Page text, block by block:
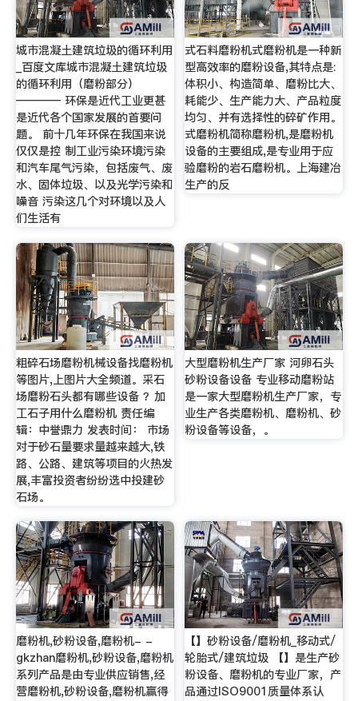
城市混凝土建筑垃圾的循环利用
_百度文库城市混凝土建筑垃圾
的循环利用（磨粉部分）
———— 环保是近代工业更甚
是近代各个国家发展的首要问
题。 前十几年环保在我国来说
仅仅是控 制工业污染环境污染
和汽车尾气污染，包括废气、废
水、固体垃圾、以及光学污染和
噪音 污染这几个对环境以及人
们生活有
式石料磨粉机式磨粉机是一种新
型高效率的磨粉设备,其特点是:
体积小、构造简单、磨粉比大、
耗能少、生产能力大、产品粒度
均匀、并有选择性的碎矿作用。
式磨粉机简称磨粉机,是磨粉机
设备的主要组成,是专业用于应
验磨粉的岩石磨粉机。上海建冶
生产的反
粗碎石场磨粉机械设备找磨粉机
等图片,上图片大全频道。采石
场磨粉石头都有哪些设备 ？加
工石子用什么磨粉机 责任编
辑：中誉鼎力 发表时间： 市场
对于砂石量要求量越来越大,铁
路、公路、建筑等项目的火热发
展,丰富投资者纷纷选中投建砂
石场。
大型磨粉机生产厂家 河卵石头
砂粉设备设备 专业移动磨粉站
是一家大型磨粉机生产厂家，专
业生产各类磨粉机、磨粉机、砂
粉设备等设备，。
磨粉机,砂粉设备,磨粉机- -
gkzhan磨粉机,砂粉设备,磨粉机
系列产品是由专业供应销售,经
营磨粉机,砂粉设备,磨粉机赢得
【】砂粉设备/磨粉机_移动式/
轮胎式/建筑垃圾 【】是生产砂
粉设备、磨粉机的专业厂家，产
品通过ISO9001质量体系认